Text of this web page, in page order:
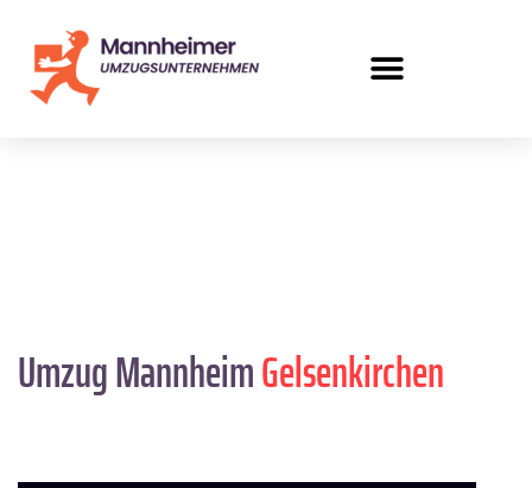
Umzug MannheimGelsenkirchen